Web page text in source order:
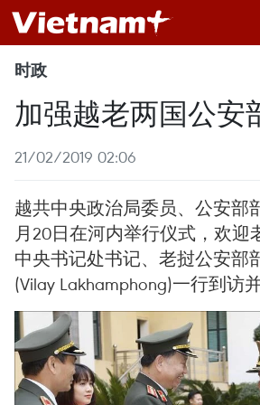
时政
加强越老两国公安
21/02/2019 02:06
越共中央政治局委员、公安部
月20日在河内举行仪式，欢迎
中央书记处书记、老挝公安部
(Vilay Lakhamphong)一行到访